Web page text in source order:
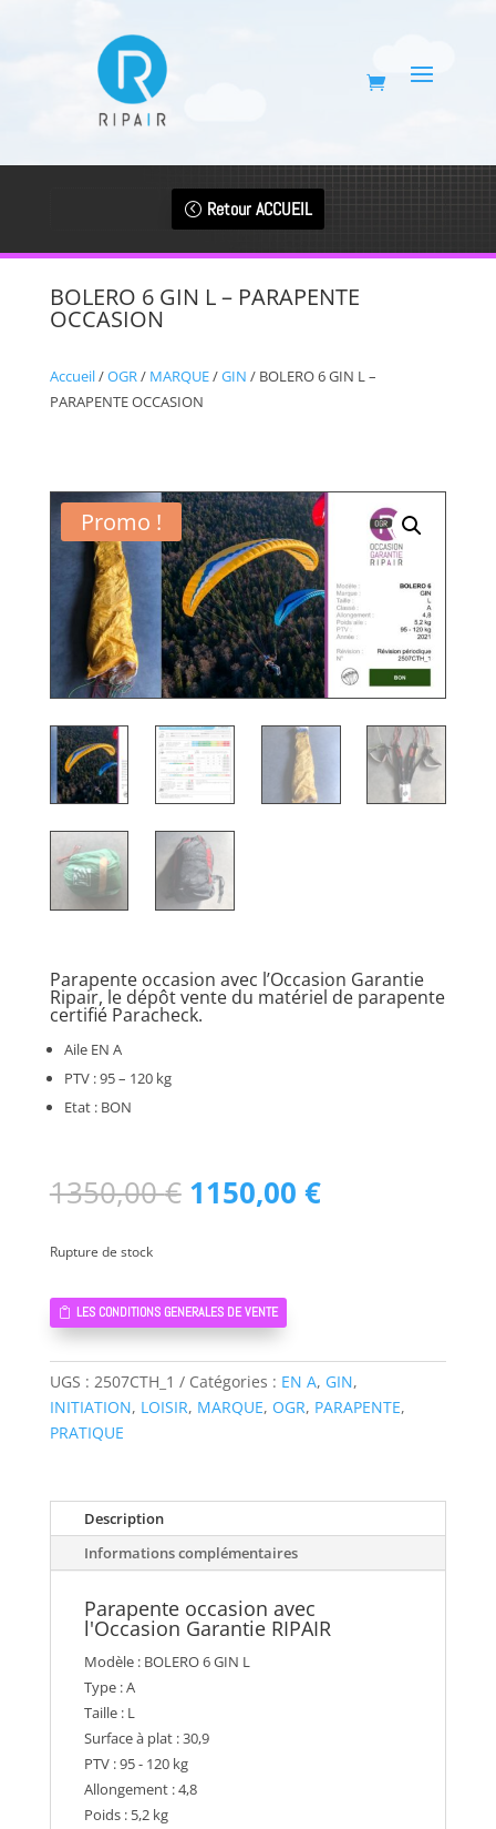
Retour ACCUEIL
BOLERO 6 GIN L – PARAPENTE
OCCASION
Accueil/OGR/ MARQUE/GIN / BOLERO 6 GIN L –
PARAPENTE OCCASION
Promo !
Parapente occasion avec l’Occasion Garantie
Ripair, le dépôt vente du matériel de parapente
certifié Paracheck.
Aile EN A
PTV : 95 – 120 kg
Etat : BON
1350,00€ Le
prix
1350,00 €.
1150,00 €Le
prix
Rupture de stock
LES CONDITIONS GENERALES DE VENTE
UGS : 2507CTH_1 Catégories : EN A, GIN,
INITIATION, LOISIR, MARQUE, OGR, PARAPENTE,
PRATIQUE
Description
Informations complémentaires
Parapente occasion avec
l'Occasion Garantie RIPAIR
Modèle : BOLERO 6 GIN L
Type : A
Taille : L
Surface à plat : 30,9
PTV : 95 - 120 kg
Allongement : 4,8
Poids : 5,2 kg